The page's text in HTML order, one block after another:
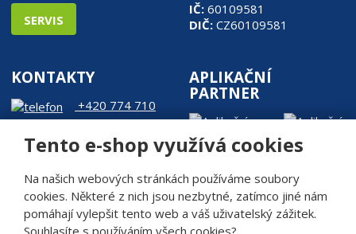
Tento e-shop využívá cookies
Na našich webových stránkách používáme soubory
cookies. Některé z nich jsou nezbytné, zatímco jiné nám
pomáhají vylepšit tento web a váš uživatelský zážitek.
Souhlasíte s používáním všech cookies?
SERVIS
IČ: 60109581
DIČ: CZ60109581
KONTAKTY
+420 774 710
905
web@rde.cz
APLIKAČNÍ
PARTNER